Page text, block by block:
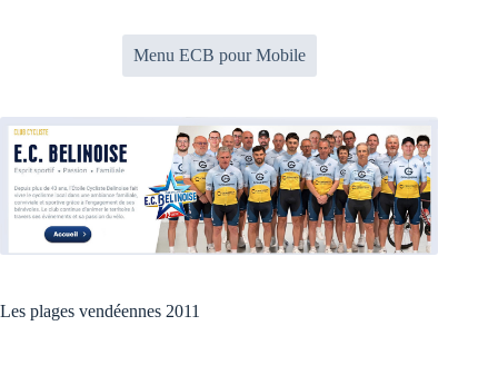
Menu ECB pour Mobile
Les plages vendéennes 2011